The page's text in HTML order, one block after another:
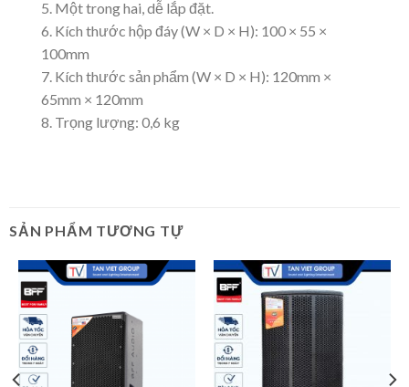
5. Một trong hai, dễ lắp đặt.
6. Kích thước hộp đáy (W × D × H): 100 × 55 ×
100mm
7. Kích thước sản phẩm (W × D × H): 120mm ×
65mm × 120mm
8. Trọng lượng: 0,6 kg
SẢN PHẨM TƯƠNG TỰ